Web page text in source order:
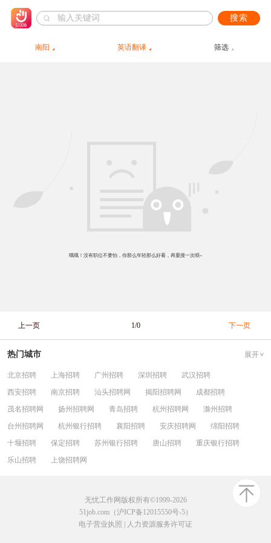
搜索
南阳 英语翻译 筛选
哦哦！没有职位不要怕，你那么年轻那么好看，再重搜一次呗~
上一页 1/0 下一页
热门城市 展开
北京招聘 上海招聘 广州招聘 深圳招聘
武汉招聘
西安招聘
南京招聘 汕头招聘网 揭阳招聘网
成都招聘
茂名招聘网
扬州招聘网 青岛招聘 杭州招聘网
滁州招聘
台州招聘网
杭州银行招聘 襄阳招聘 安庆招聘网
绵阳招聘
十堰招聘
保定招聘 苏州银行招聘 唐山招聘
重庆银行招聘
乐山招聘
上饶招聘网
无忧工作网版权所有©1999-2026
51job.com（沪ICP备12015550号-5）
电子营业执照
人力资源服务许可证